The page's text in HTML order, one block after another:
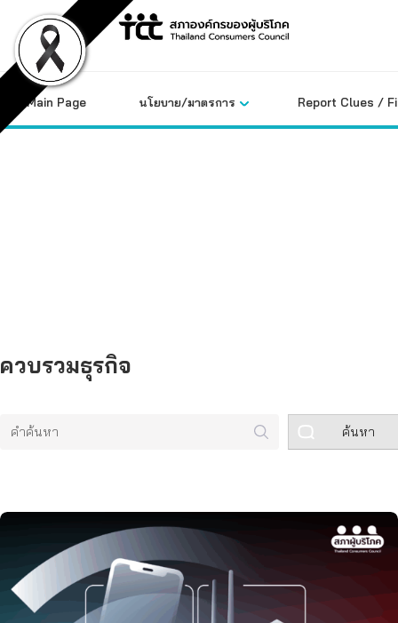
content
Main Page นโยบาย/มาตรการ Report Clues /
ควบรวมธุรกิจ
ค้นหา